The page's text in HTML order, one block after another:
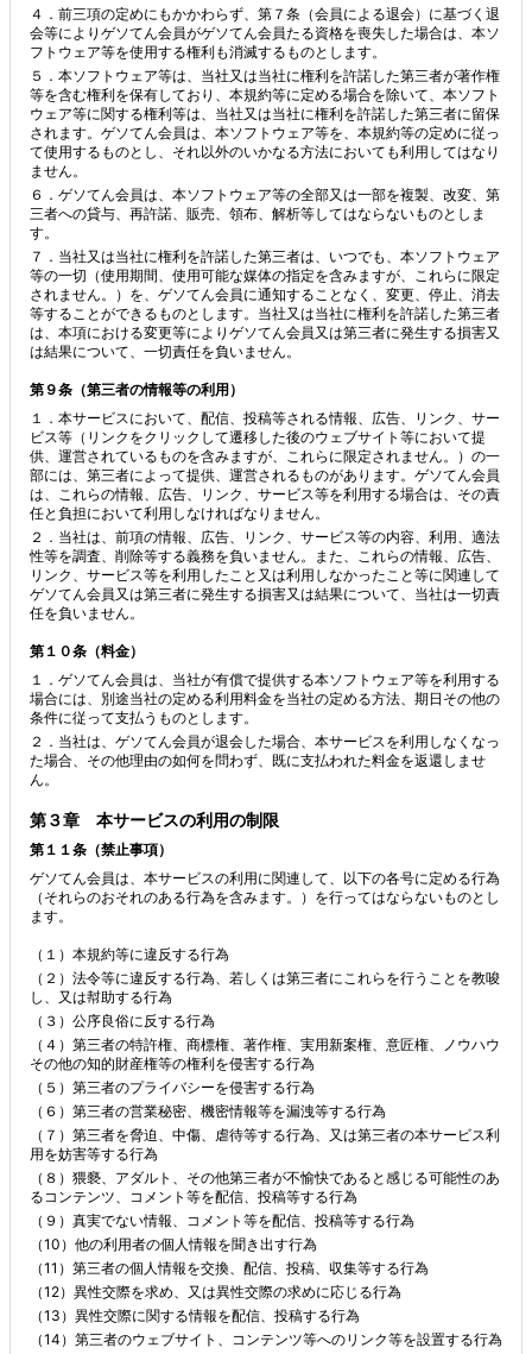
４．前三項の定めにもかかわらず、第７条（会員による退会）に基づく退
会等によりゲソてん会員がゲソてん会員たる資格を喪失した場合は、本ソ
フトウェア等を使用する権利も消滅するものとします。
５．本ソフトウェア等は、当社又は当社に権利を許諾した第三者が著作権
等を含む権利を保有しており、本規約等に定める場合を除いて、本ソフト
ウェア等に関する権利等は、当社又は当社に権利を許諾した第三者に留保
されます。ゲソてん会員は、本ソフトウェア等を、本規約等の定めに従っ
て使用するものとし、それ以外のいかなる方法においても利用してはなり
ません。
６．ゲソてん会員は、本ソフトウェア等の全部又は一部を複製、改変、第
三者への貸与、再許諾、販売、領布、解析等してはならないものとしま
す。
７．当社又は当社に権利を許諾した第三者は、いつでも、本ソフトウェア
等の一切（使用期間、使用可能な媒体の指定を含みますが、これらに限定
されません。）を、ゲソてん会員に通知することなく、変更、停止、消去
等することができるものとします。当社又は当社に権利を許諾した第三者
は、本項における変更等によりゲソてん会員又は第三者に発生する損害又
は結果について、一切責任を負いません。
第９条（第三者の情報等の利用）
１．本サービスにおいて、配信、投稿等される情報、広告、リンク、サー
ビス等（リンクをクリックして遷移した後のウェブサイト等において提
供、運営されているものを含みますが、これらに限定されません。）の一
部には、第三者によって提供、運営されるものがあります。ゲソてん会員
は、これらの情報、広告、リンク、サービス等を利用する場合は、その責
任と負担において利用しなければなりません。
２．当社は、前項の情報、広告、リンク、サービス等の内容、利用、適法
性等を調査、削除等する義務を負いません。また、これらの情報、広告、
リンク、サービス等を利用したこと又は利用しなかったこと等に関連して
ゲソてん会員又は第三者に発生する損害又は結果について、当社は一切責
任を負いません。
第１０条（料金）
１．ゲソてん会員は、当社が有償で提供する本ソフトウェア等を利用する
場合には、別途当社の定める利用料金を当社の定める方法、期日その他の
条件に従って支払うものとします。
２．当社は、ゲソてん会員が退会した場合、本サービスを利用しなくなっ
た場合、その他理由の如何を問わず、既に支払われた料金を返還しませ
ん。
第３章 本サービスの利用の制限
第１１条（禁止事項）
ゲソてん会員は、本サービスの利用に関連して、以下の各号に定める行為
（それらのおそれのある行為を含みます。）を行ってはならないものとし
ます。
（１）本規約等に違反する行為
（２）法令等に違反する行為、若しくは第三者にこれらを行うことを教唆
し、又は幇助する行為
（３）公序良俗に反する行為
（４）第三者の特許権、商標権、著作権、実用新案権、意匠権、ノウハウ
その他の知的財産権等の権利を侵害する行為
（５）第三者のプライバシーを侵害する行為
（６）第三者の営業秘密、機密情報等を漏洩等する行為
（７）第三者を脅迫、中傷、虐待等する行為、又は第三者の本サービス利
用を妨害等する行為
（８）猥褻、アダルト、その他第三者が不愉快であると感じる可能性のあ
るコンテンツ、コメント等を配信、投稿等する行為
（９）真実でない情報、コメント等を配信、投稿等する行為
（10）他の利用者の個人情報を聞き出す行為
（11）第三者の個人情報を交換、配信、投稿、収集等する行為
（12）異性交際を求め、又は異性交際の求めに応じる行為
（13）異性交際に関する情報を配信、投稿する行為
（14）第三者のウェブサイト、コンテンツ等へのリンク等を設置する行為